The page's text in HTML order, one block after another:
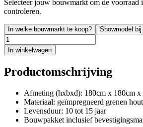
Selecteer jouw bouwmarkt om de voorraad
controleren.
In welke bouwmarkt te koop? Showmodel
In winkelwagen
Productomschrijving
Afmeting (hxbxd): 180cm x 180cm x
Materiaal: geïmpregneerd grenen hout
Levensduur: 10 tot 15 jaar
Bouwpakket inclusief